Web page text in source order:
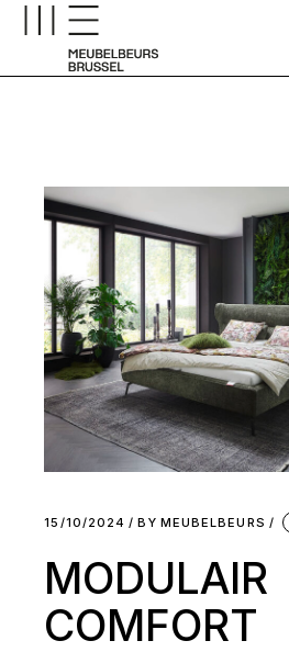
15/10/2024 BY MEUBELBEURS
MODULAIR
COMFORT